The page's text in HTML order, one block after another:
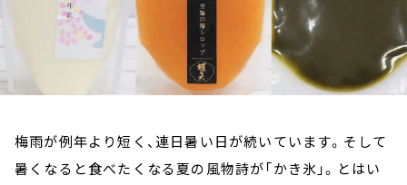
梅雨が例年より短く、連日暑い日が続いています。そして
暑くなると食べたくなる夏の風物詩が「かき氷」。とはい